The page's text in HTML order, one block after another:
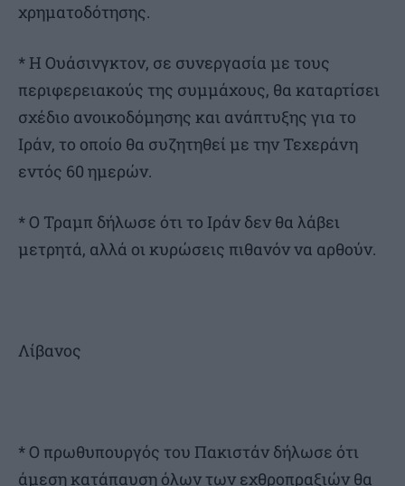
χρηματοδότησης.
* Η Ουάσινγκτον, σε συνεργασία με τους
περιφερειακούς της συμμάχους, θα καταρτίσει
σχέδιο ανοικοδόμησης και ανάπτυξης για το
Ιράν, το οποίο θα συζητηθεί με την Τεχεράνη
εντός 60 ημερών.
* Ο Τραμπ δήλωσε ότι το Ιράν δεν θα λάβει
μετρητά, αλλά οι κυρώσεις πιθανόν να αρθούν.
Λίβανος
* Ο πρωθυπουργός του Πακιστάν δήλωσε ότι
άμεση κατάπαυση όλων των εχθροπραξιών θα